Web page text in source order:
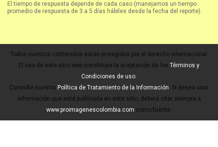
El tiempo de respuesta depende de cada caso (manejamos un tiempo
promedio de respuesta de 3 a 5 días hábiles desde la fecha del reporte).
Todos nuestos contenidos están protegidos por el derecho internacional.
El uso de este sitio web constituye la aceptación de los Términos y
Condiciones de uso.
Consulte nuestra Política de Tratamiento de la Información. Si desea usar
información que está publicada en este sitio, deberá citar siempre a
www.proimagenescolombia.com como fuente.